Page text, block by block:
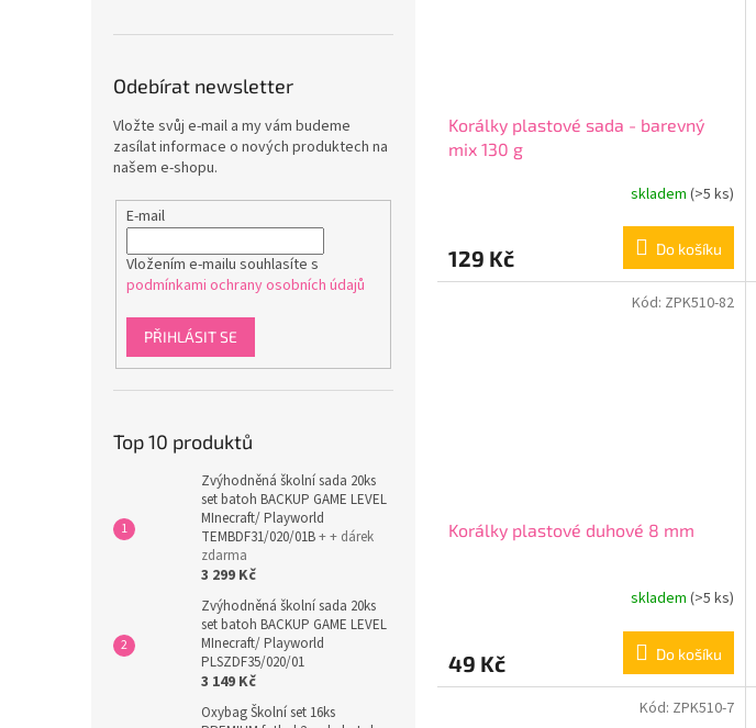
Odebírat newsletter
Vložte svůj e-mail a my vám budeme
zasílat informace o nových produktech na
našem e-shopu.
E-mail
Vložením e-mailu souhlasíte s
podmínkami ochrany osobních údajů
PŘIHLÁSIT SE
Top 10 produktů
Zvýhodněná školní sada 20ks
set batoh BACKUP GAME LEVEL
MInecraft/ Playworld
TEMBDF31/020/01B+ + dárek
zdarma
3 299 Kč
Zvýhodněná školní sada 20ks
set batoh BACKUP GAME LEVEL
MInecraft/ Playworld
PLSZDF35/020/01
3 149 Kč
Oxybag Školní set 16ks
Korálky plastové sada - barevný
mix 130 g
skladem (>5 ks)
129 Kč Do košíku
Korálky plastové duhové 8 mm
skladem (>5 ks)
49 Kč Do košíku
Kód: ZPK510-82
Kód: ZPK510-7